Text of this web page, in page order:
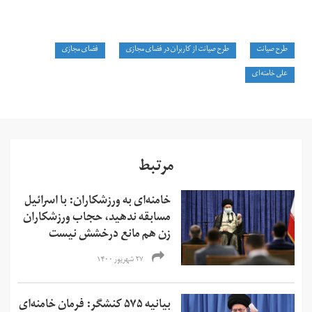
طرح صیانت طرح صیانت از کاربران در فضای مجازی
فضای مجازی
علی خامنه‌ای
مرتبط
خامنه‌ای به ورزشکاران: با اسرائیل
مسابقه ندهید، حجاب ورزشکاران
زن هم مانع درخشش نیست
۲۷ شهریور ۱۴۰۰
بیانیه ۵۷۵ کنشگر: فرمان خامنه‌ای